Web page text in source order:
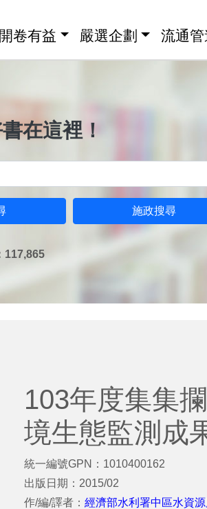
卷有益 嚴選企劃 流通管
在這裡！
施政搜尋
117,865
103年度集集
境生態監測成
統一編號GPN：1010400162
出版日期：2015/02
作/編/譯者： 經濟部水利署中區水資源